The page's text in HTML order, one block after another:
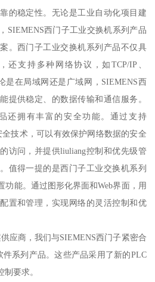
的稳定性。无论是工业自动化项目建
SIEMENS西门子工业交换机系列产品
。西门子工业交换机系列产品不仅具
还支持多种网络协议，如TCP/IP、
是在局域网还是广域网，SIEMENS西
提供稳定、的数据传输和通信服务。
还拥有丰富的安全功能。通过支持
技术，可以有效保护网络数据的安全
访问，并提供liuliang控制和优先级管
值得一提的是西门子工业交换机系列
功能。通过图形化界面和Web界面，用
置和管理，实现网络的灵活控制和优
，我们与SIEMENS西门子紧密合
系列产品。这些产品采用了新的PLC
要求。